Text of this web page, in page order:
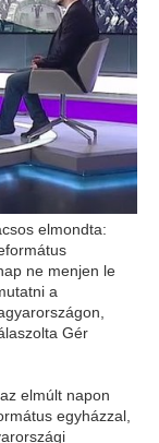
elmondta:
ne menjen le
a
Gér
elmúlt napon
egyházzal,